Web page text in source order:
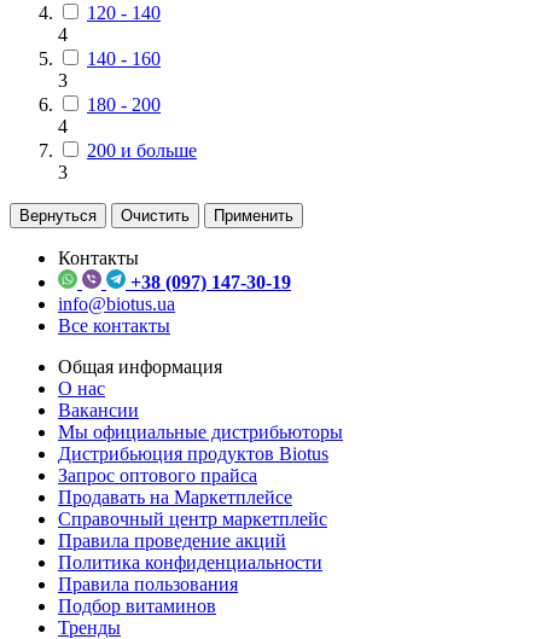
120 - 140
4
140 - 160
3
180 - 200
4
200 и больше
3
Вернуться Очистить Применить
Контакты
+38 (097) 147-30-19
info@biotus.ua
Все контакты
Общая информация
О нас
Вакансии
Мы официальные дистрибьюторы
Дистрибьюция продуктов Biotus
Запрос оптового прайса
Продавать на Маркетплейсе
Справочный центр маркетплейс
Правила проведение акций
Политика конфиденциальности
Правила пользования
Подбор витаминов
Тренды